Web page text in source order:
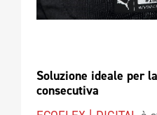
Soluzione ideale per
consecutiva